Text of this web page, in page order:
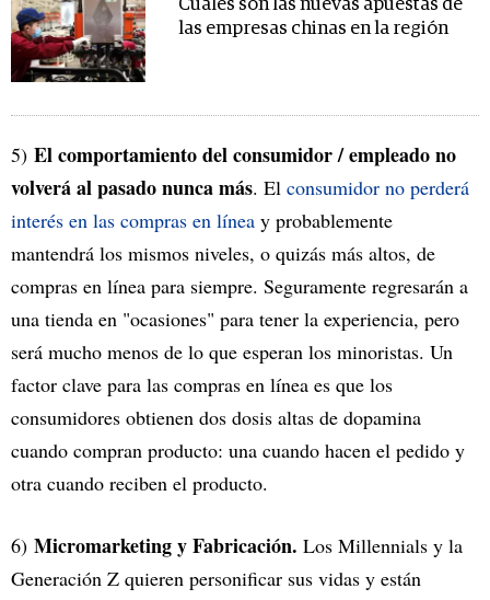
Cuáles son las nuevas apuestas de
las empresas chinas en la región
5) El comportamiento del consumidor / empleado no
volverá al pasado nunca más. El consumidor no perderá
interés en las compras en línea y probablemente
mantendrá los mismos niveles, o quizás más altos, de
compras en línea para siempre. Seguramente regresarán a
una tienda en "ocasiones" para tener la experiencia, pero
será mucho menos de lo que esperan los minoristas. Un
factor clave para las compras en línea es que los
consumidores obtienen dos dosis altas de dopamina
cuando compran producto: una cuando hacen el pedido y
otra cuando reciben el producto.
6) Micromarketing y Fabricación. Los Millennials y la
Generación Z quieren personificar sus vidas y están